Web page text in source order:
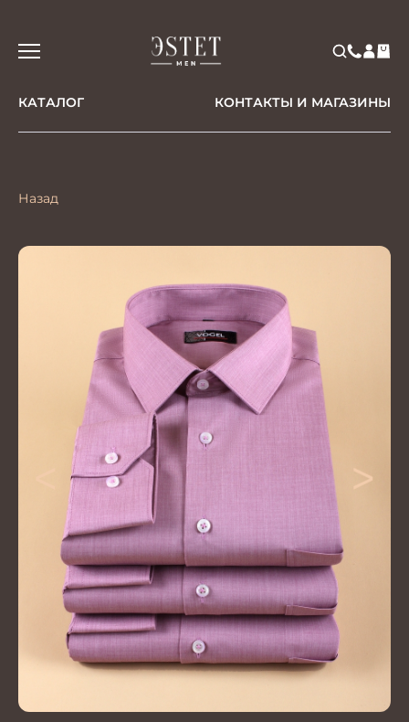
КАТАЛОГ КОНТАКТЫ И МАГАЗИНЫ
Назад
>